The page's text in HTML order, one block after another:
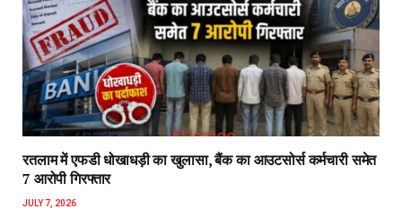
रतलाम में एफडी धोखाधड़ी का खुलासा, बैंक का आउटसोर्स कर्मचारी समेत
7 आरोपी गिरफ्तार
JULY 7, 2026